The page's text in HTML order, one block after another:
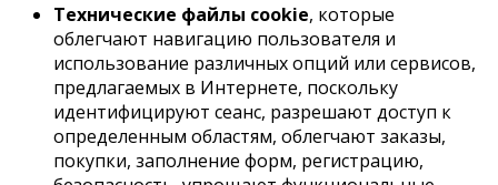
Технические файлы cookie, которые
облегчают навигацию пользователя и
использование различных опций или сервисов,
предлагаемых в Интернете, поскольку
идентифицируют сеанс, разрешают доступ к
определенным областям, облегчают заказы,
покупки, заполнение форм, регистрацию,